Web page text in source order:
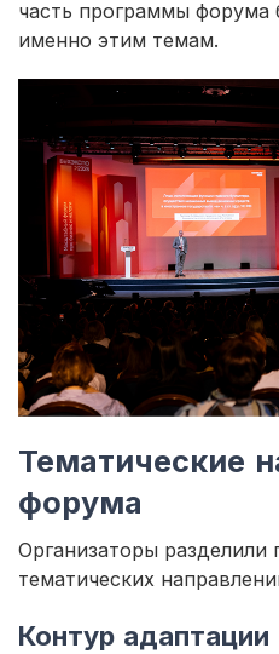
часть программы форума
именно этим темам.
Тематические
форума
Организаторы разделили
тематических
Контур адаптации